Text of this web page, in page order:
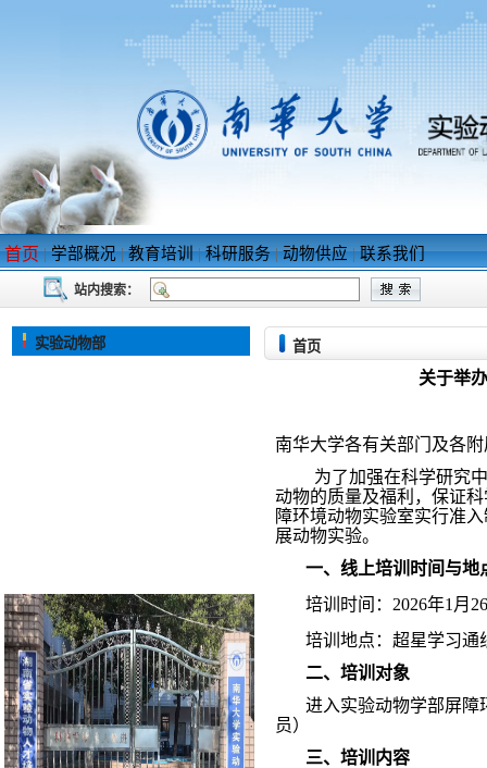
首页|学部概况|教育培训|科研服务|动物供应|联系我们
站内搜索：
实验动物部 首页
关于举
南华大学各有关部门及各
为了加强在科学研究
动物的质量及福利，保证
障环境动物实验室实行准
展动物实验。
一、线上培训时间与地
培训时间： 2026年1月
培训地点：超星学习通
二、培训对象
进入实验动物学部屏障
员）
三、培训内容